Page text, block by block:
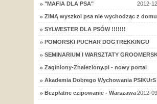
"MAFIA DLA PSA" 2012-
ZIMĄ wyszkol psa nie wychodząc z
SYLWESTER DLA PSÓW !!!!!!!
POMORSKI PUCHAR DOGTREKKINGU
SEMINARIUM I WARSZTATY
Zaginiony-Znaleziony.pl - nowy portal
Akademia Dobrego Wychowania
Bezpłatne czipowanie - Warszawa2012-